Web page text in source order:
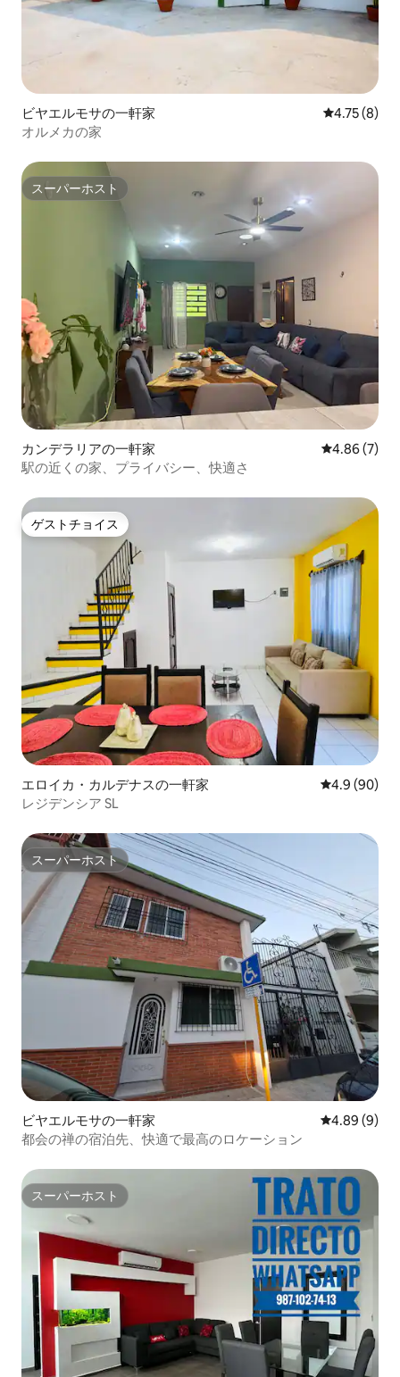
ビヤエルモサの一軒家 レビュー8
4.75 (8)
オルメカの家
スーパーホスト
スーパーホスト
カンデラリアの一軒家 レビュー7
4.86 (7)
駅の近くの家、プライバシー、快適さ
ゲストチョイス
ゲストチョイス
エロイカ・カルデナスの一軒家 レビュー90
4.9 (90)
レジデンシア SL
スーパーホスト
スーパーホスト
ビヤエルモサの一軒家 レビュー9件
4.89 (9)
都会の禅の宿泊先、快適で最高のロケーション
スーパーホスト
スーパーホスト